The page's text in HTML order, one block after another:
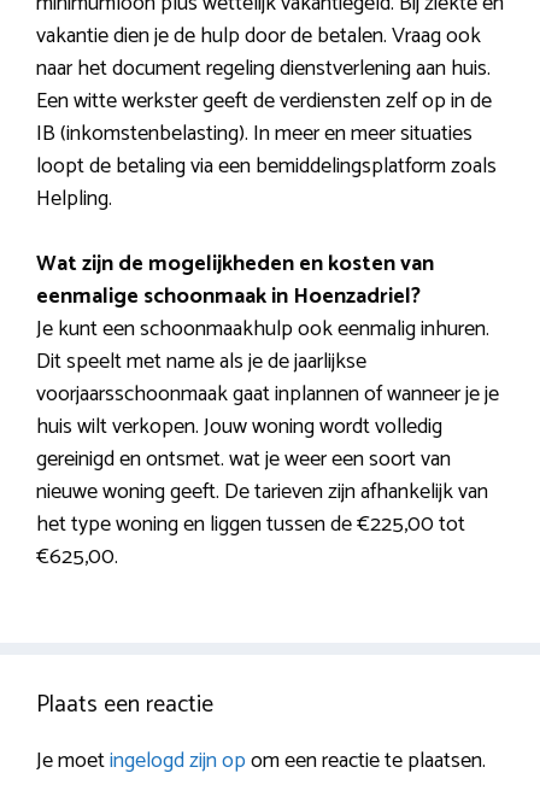
vakantie dien je de hulp door de betalen. Vraag ook
naar het document regeling dienstverlening aan huis.
Een witte werkster geeft de verdiensten zelf op in de
IB (inkomstenbelasting). In meer en meer situaties
loopt de betaling via een bemiddelingsplatform zoals
Helpling.
Wat zijn de mogelijkheden en kosten van
eenmalige schoonmaak in Hoenzadriel?
Je kunt een schoonmaakhulp ook eenmalig inhuren.
Dit speelt met name als je de jaarlijkse
voorjaarsschoonmaak gaat inplannen of wanneer je je
huis wilt verkopen. Jouw woning wordt volledig
gereinigd en ontsmet. wat je weer een soort van
nieuwe woning geeft. De tarieven zijn afhankelijk van
het type woning en liggen tussen de €225,00 tot
€625,00.
Plaats een reactie
Je moetingelogd zijn opom een reactie te plaatsen.